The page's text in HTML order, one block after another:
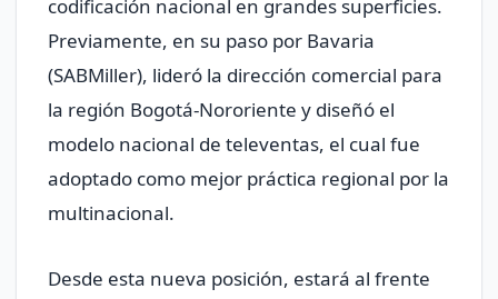
codificación nacional en grandes superficies.
Previamente, en su paso por Bavaria
(SABMiller), lideró la dirección comercial para
la región Bogotá-Nororiente y diseñó el
modelo nacional de televentas, el cual fue
adoptado como mejor práctica regional por la
multinacional.
Desde esta nueva posición, estará al frente